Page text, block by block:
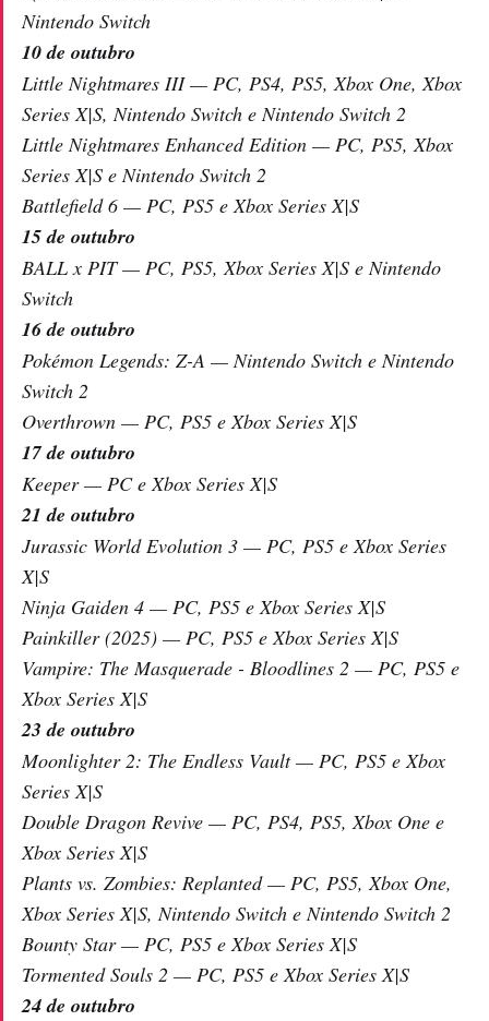
Nintendo Switch
10 de outubro
Little Nightmares III — PC, PS4, PS5, Xbox One, Xbox
Series X|S, Nintendo Switch e Nintendo Switch 2
Little Nightmares Enhanced Edition — PC, PS5, Xbox
Series X|S e Nintendo Switch 2
Battlefield 6 — PC, PS5 e Xbox Series X|S
15 de outubro
BALL x PIT — PC, PS5, Xbox Series X|S e Nintendo
Switch
16 de outubro
Pokémon Legends: Z-A — Nintendo Switch e Nintendo
Switch 2
Overthrown — PC, PS5 e Xbox Series X|S
17 de outubro
Keeper — PC e Xbox Series X|S
21 de outubro
Jurassic World Evolution 3 — PC, PS5 e Xbox Series
X|S
Ninja Gaiden 4 — PC, PS5 e Xbox Series X|S
Painkiller (2025) — PC, PS5 e Xbox Series X|S
Vampire: The Masquerade - Bloodlines 2 — PC, PS5 e
Xbox Series X|S
23 de outubro
Moonlighter 2: The Endless Vault — PC, PS5 e Xbox
Series X|S
Double Dragon Revive — PC, PS4, PS5, Xbox One e
Xbox Series X|S
Plants vs. Zombies: Replanted — PC, PS5, Xbox One,
Xbox Series X|S, Nintendo Switch e Nintendo Switch 2
Bounty Star — PC, PS5 e Xbox Series X|S
Tormented Souls 2 — PC, PS5 e Xbox Series X|S
24 de outubro